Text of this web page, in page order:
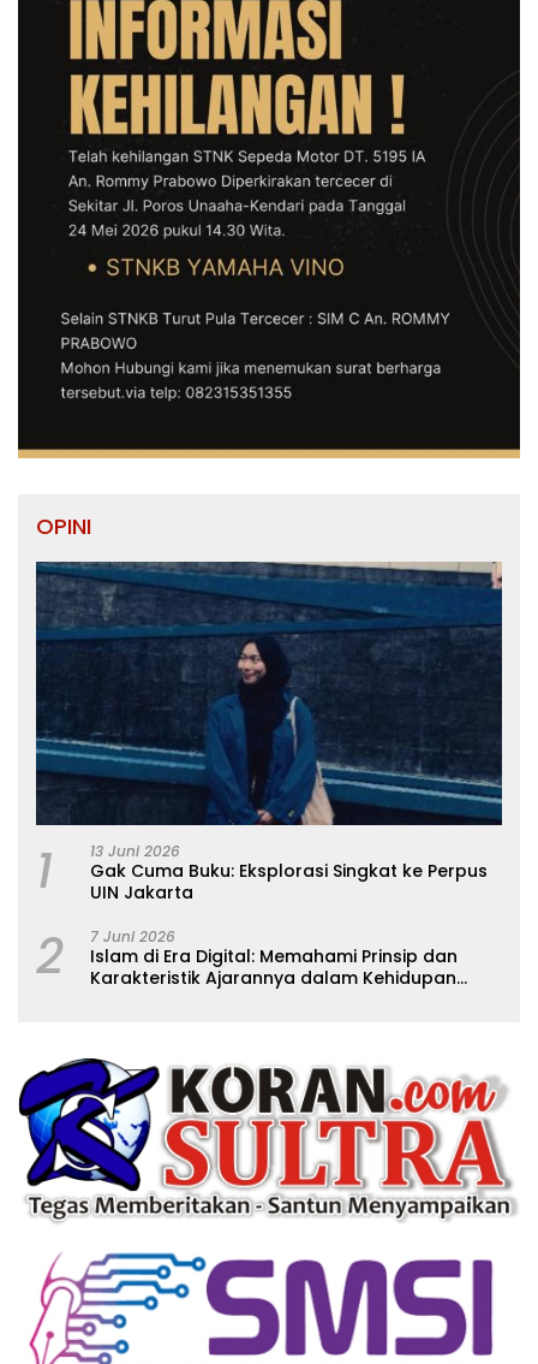
OPINI
1 13 Juni 2026
Gak Cuma Buku: Eksplorasi Singkat ke Perpus
UIN Jakarta
2 7 Juni 2026
Islam di Era Digital: Memahami Prinsip dan
Karakteristik Ajarannya dalam Kehidupan